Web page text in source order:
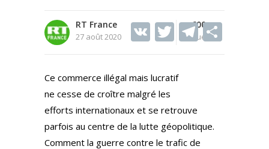
RT France
27 août 2020
600
Vues
V T
itt
er
T
m
Ce commerce illégal mais lucratif
ne cesse de croître malgré les
efforts internationaux et se retrouve
parfois au centre de la lutte géopolitique.
Comment la guerre contre le trafic de